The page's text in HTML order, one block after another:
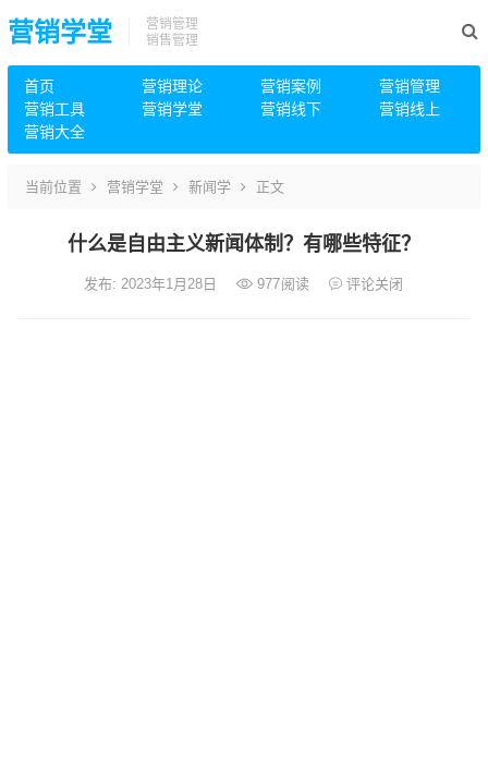
营销学堂
营销管理
销售管理
首页 营销理论 营销案例
营销管理
营销工具
营销学堂 营销线下
营销线上
营销大全
当前位置 营销学堂 新闻学 正文
什么是自由主义新闻体制？有哪些特征？
发布: 2023年1月28日 977阅读 评论关闭